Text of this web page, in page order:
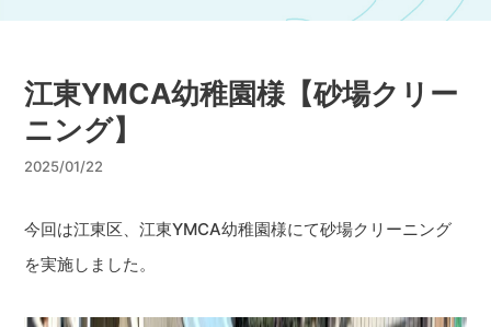
江東YMCA幼稚園様【砂場クリー
ニング】
2025/01/22
今回は江東区、江東YMCA幼稚園様にて砂場クリーニング
を実施しました。